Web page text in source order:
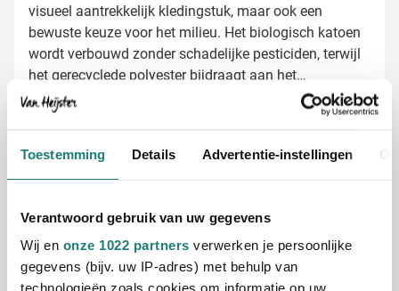
Toestemming Details Advertentie-instellingen
Verantwoord gebruik van uw gegevens
Wij en onze 1022 partners verwerken je persoonlijke
gegevens (bijv. uw IP-adres) met behulp van
technologieën zoals cookies om informatie op uw
visueel aantrekkelijk kledingstuk, maar ook een
bewuste keuze voor het milieu. Het biologisch katoen
wordt verbouwd zonder schadelijke pesticiden, terwijl
het gerecyclede polyester bijdraagt aan het
verminderen van plastic afval. De geborstelde
binnenkant zorgt voor extra warmte en comfort, wat
Sweaters laten bedrukken met jouw logo
jouw sweaters echte blikvangers. We bieden
verschillende opties:
logo's
Bedrukking met jouw bedrijfsslogan of tekst
Verschillende posities mogelijk, zoals borst, rug of